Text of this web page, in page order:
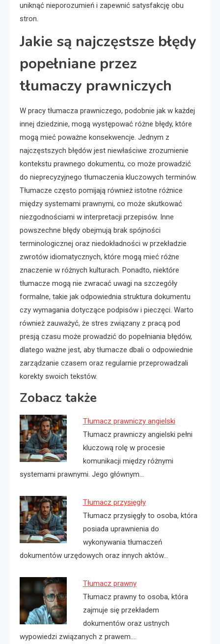
uniknąć nieporozumień i zapewnić satysfakcję obu
stron.
Jakie są najczęstsze błędy
popełniane przez
tłumaczy prawniczych
W pracy tłumacza prawniczego, podobnie jak w każdej
innej dziedzinie, mogą występować różne błędy, które
mogą mieć poważne konsekwencje. Jednym z
najczęstszych błędów jest niewłaściwe zrozumienie
kontekstu prawnego dokumentu, co może prowadzić
do nieprecyzyjnego tłumaczenia kluczowych terminów.
Tłumacze często pomijają również istotne różnice
między systemami prawnymi, co może skutkować
niezgodnościami w interpretacji przepisów. Inne
powszechne błędy obejmują brak spójności
terminologicznej oraz niedokładności w przekładzie
zwrotów idiomatycznych, które mogą mieć różne
znaczenie w różnych kulturach. Ponadto, niektóre
tłumacze mogą nie zwracać uwagi na szczegóły
formalne, takie jak odpowiednia struktura dokumentu
czy wymagania dotyczące podpisów i pieczęci. Warto
również zauważyć, że stres związany z pracą pod
presją czasu może prowadzić do popełniania błędów,
dlatego ważne jest, aby tłumacze dbali o odpowiednie
zarządzanie czasem oraz regularnie przeprowadzali
korekty swoich tekstów.
Zobacz także
Tłumacz prawniczy angielski
Tłumacz prawniczy angielski pełni
kluczową rolę w procesie
komunikacji między różnymi
systemami prawnymi. Jego głównym…
Tłumacz przysięgły
Tłumacz przysięgły to osoba, która
posiada uprawnienia do
wykonywania tłumaczeń
dokumentów urzędowych oraz innych aktów…
Tłumacz prawny
Tłumacz prawny to osoba, która
zajmuje się przekładem
dokumentów oraz ustnych
wypowiedzi związanych z prawem.…